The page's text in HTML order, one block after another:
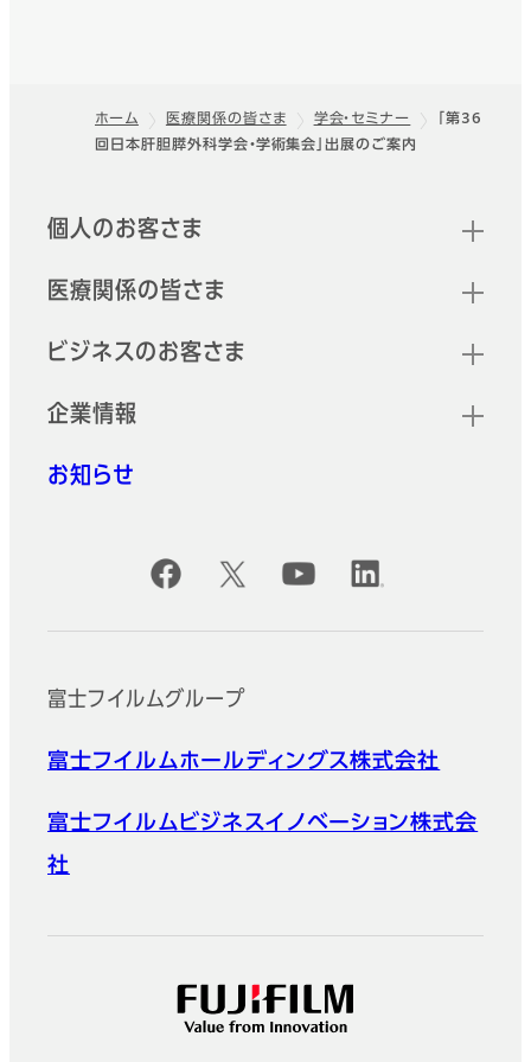
フッター
ホーム 医療関係の皆さま 学会・セミナー
「第36
回日本肝胆膵外科学会・学術集会」出展のご案内
クイックリンク
個人のお客さま
医療関係の皆さま
ビジネスのお客さま
企業情報
お知らせ
公式SNSアカウント
富士フイルムグループ
富士フイルムホールディングス株式会社
富士フイルムビジネスイノベーション株式会
社